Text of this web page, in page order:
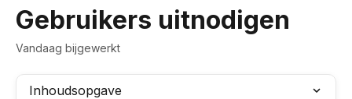
Gebruikers uitnodigen
Vandaag bijgewerkt
Inhoudsopgave